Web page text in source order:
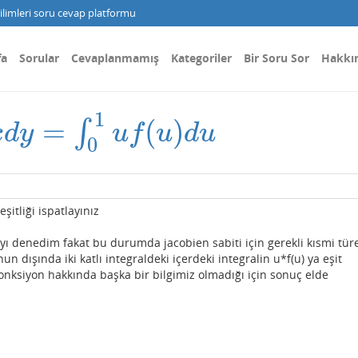
soru cevap platformu
Sorular Cevaplanmamış Kategoriler Bir Soru Sor
dy = ∫ 1
0
u f(u)du
∫01 uf( u)d u
ispatlayınız
denedim fakat bu durumda jacobien sabiti için gerekli kısmi
dışında iki katlı integraldeki içerdeki integralin u*f(u) ya eşit
hakkında başka bir bilgimiz olmadığı için sonuç elde